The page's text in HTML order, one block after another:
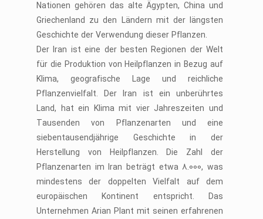
Nationen gehören das alte Ägypten, China und
Griechenland zu den Ländern mit der längsten
Geschichte der Verwendung dieser Pflanzen.
Der Iran ist eine der besten Regionen der Welt
für die Produktion von Heilpflanzen in Bezug auf
Klima, geografische Lage und reichliche
Pflanzenvielfalt. Der Iran ist ein unberührtes
Land, hat ein Klima mit vier Jahreszeiten und
Tausenden von Pflanzenarten und eine
siebentausendjährige Geschichte in der
Herstellung von Heilpflanzen. Die Zahl der
Pflanzenarten im Iran beträgt etwa 8.000, was
mindestens der doppelten Vielfalt auf dem
europäischen Kontinent entspricht. Das
Unternehmen Arian Plant mit seinen erfahrenen